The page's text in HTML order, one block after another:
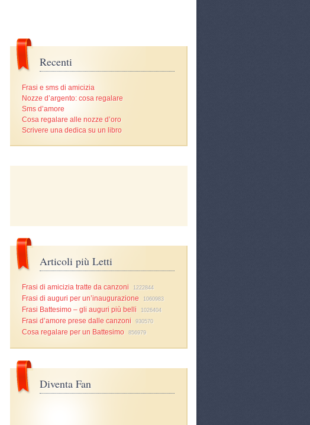
Recenti
Frasi e sms di amicizia
Nozze d’argento: cosa regalare
Sms d’amore
Cosa regalare alle nozze d’oro
Scrivere una dedica su un libro
Articoli più Letti
Frasi di amicizia tratte da canzoni 1222844
Frasi di auguri per un’inaugurazione 1060983
Frasi Battesimo – gli auguri più belli 1026404
Frasi d’amore prese dalle canzoni 930570
Cosa regalare per un Battesimo 856979
Diventa Fan